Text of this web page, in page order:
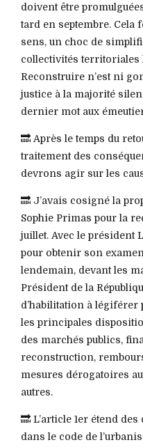
doivent être
tard en septembre. Cela
sens, un choc de
collectivités territoriales
Reconstruire n’est ni
justice à la majorité
dernier mot aux
🔜 Après le temps du
traitement des
devrons agir sur les
🔜 J’avais cosigné la
Sophie Primas pour la
juillet. Avec le président
pour obtenir son
lendemain, devant les
Président de la
d’habilitation à
les principales
des marchés publics,
reconstruction,
mesures dérogatoires
autres.
🔜 L’article 1er étend
dans le code de